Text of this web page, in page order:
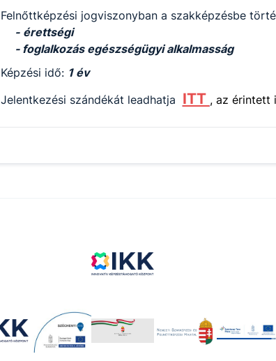
Felnőttképzési jogviszonyban a szakképzésbe
- érettségi
- foglalkozás egészségügyi alkalmasság
Képzési idő: 1 év
Jelentkezési szándékát leadhatja ITT , az érintett